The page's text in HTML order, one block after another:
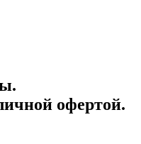
офертой.